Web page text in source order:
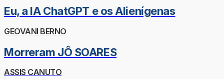
Eu, a IA ChatGPT e os Alienígenas
GEOVANI BERNO
Morreram JÔ SOARES
ASSIS CANUTO